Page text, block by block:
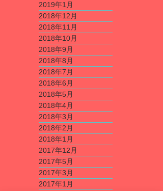
2019年1月
2018年12月
2018年11月
2018年10月
2018年9月
2018年8月
2018年7月
2018年6月
2018年5月
2018年4月
2018年3月
2018年2月
2018年1月
2017年12月
2017年5月
2017年3月
2017年1月